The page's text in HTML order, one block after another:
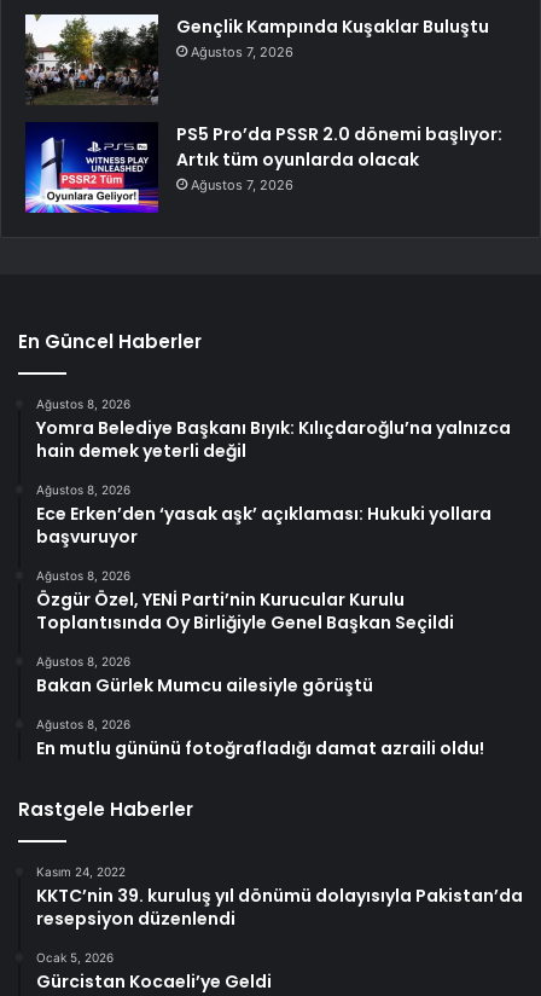
Gençlik Kampında Kuşaklar Buluştu
Ağustos 7, 2026
PS5 Pro’da PSSR 2.0 dönemi başlıyor:
Artık tüm oyunlarda olacak
Ağustos 7, 2026
En Güncel Haberler
Ağustos 8, 2026
Yomra Belediye Başkanı Bıyık: Kılıçdaroğlu’na yalnızca
hain demek yeterli değil
Ağustos 8, 2026
Ece Erken’den ‘yasak aşk’ açıklaması: Hukuki yollara
başvuruyor
Ağustos 8, 2026
Özgür Özel, YENİ Parti’nin Kurucular Kurulu
Toplantısında Oy Birliğiyle Genel Başkan Seçildi
Ağustos 8, 2026
Bakan Gürlek Mumcu ailesiyle görüştü
Ağustos 8, 2026
En mutlu gününü fotoğrafladığı damat azraili oldu!
Rastgele Haberler
Kasım 24, 2022
KKTC’nin 39. kuruluş yıl dönümü dolayısıyla Pakistan’da
resepsiyon düzenlendi
Ocak 5, 2026
Gürcistan Kocaeli’ye Geldi